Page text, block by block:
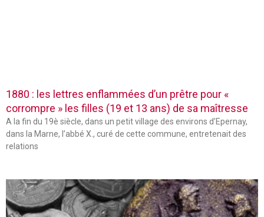
1880 : les lettres enflammées d’un prêtre pour «
corrompre » les filles (19 et 13 ans) de sa maîtresse
A la fin du 19è siècle, dans un petit village des environs d’Epernay,
dans la Marne, l’abbé X., curé de cette commune, entretenait des
relations